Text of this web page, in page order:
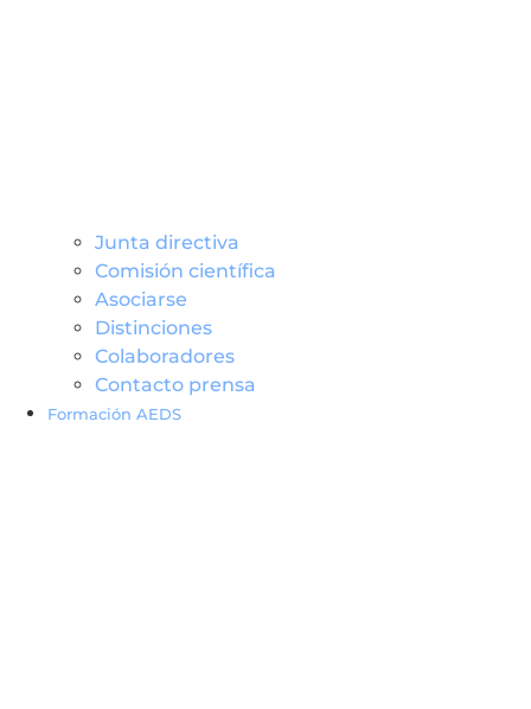
Junta directiva
Comisión científica
Asociarse
Distinciones
Colaboradores
Contacto prensa
Formación AEDS